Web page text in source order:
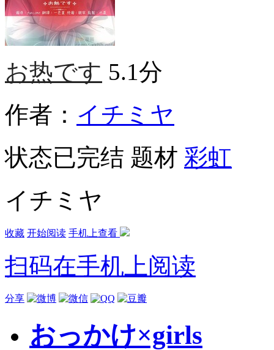
お热です 5.1分
作者： イチミヤ
状态已完结 题材 彩虹
イチミヤ
收藏 开始阅读 手机上查看
扫码在手机上阅读
分享
おっかけ×girls